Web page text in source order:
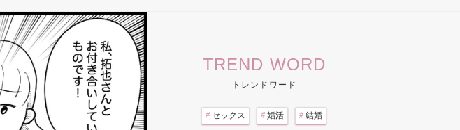
TREND WORD
トレンドワード
# セックス # 婚活 # 結婚